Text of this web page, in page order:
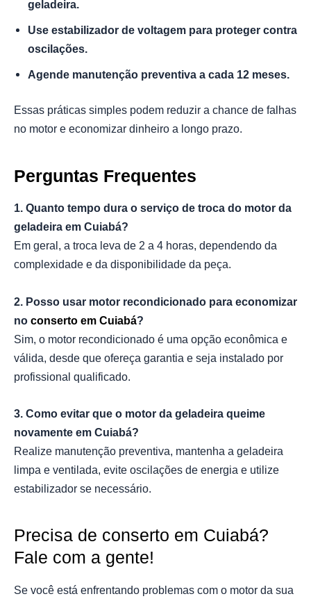
geladeira.
Use estabilizador de voltagem para proteger contra
oscilações.
Agende manutenção preventiva a cada 12 meses.
Essas práticas simples podem reduzir a chance de falhas
no motor e economizar dinheiro a longo prazo.
Perguntas Frequentes
1. Quanto tempo dura o serviço de troca do motor da
geladeira em Cuiabá?
Em geral, a troca leva de 2 a 4 horas, dependendo da
complexidade e da disponibilidade da peça.
2. Posso usar motor recondicionado para economizar
no conserto em Cuiabá?
Sim, o motor recondicionado é uma opção econômica e
válida, desde que ofereça garantia e seja instalado por
profissional qualificado.
3. Como evitar que o motor da geladeira queime
novamente em Cuiabá?
Realize manutenção preventiva, mantenha a geladeira
limpa e ventilada, evite oscilações de energia e utilize
estabilizador se necessário.
Precisa de conserto em Cuiabá?
Fale com a gente!
Se você está enfrentando problemas com o motor da sua